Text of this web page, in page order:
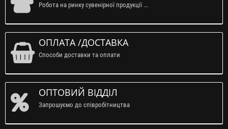
Робота на ринку сувенірної продукції ...
ОПЛАТА /ДОСТАВКА
Способи доставки та оплати
ОПТОВИЙ ВІДДІЛ
Запрошуємо до співробітництва